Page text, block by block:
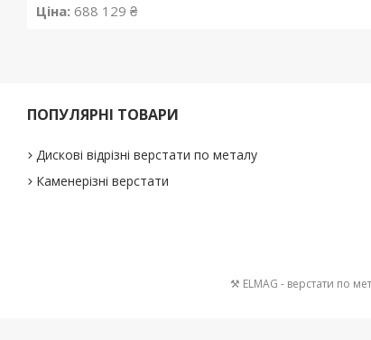
Ціна: 688 129 ₴
ПОПУЛЯРНІ ТОВАРИ
Дискові відрізні верстати по металу
Каменерізні верстати